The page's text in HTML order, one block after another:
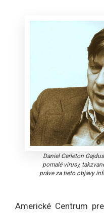
Daniel Cerleton
pomalé vírusy,
práve za tieto objavy
Americké Centrum